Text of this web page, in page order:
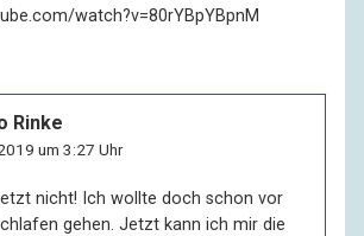
watch?v=80rYBpYBpnM
Rinke
um 3:27 Uhr
nicht! Ich wollte doch schon vor
gehen. Jetzt kann ich mir die